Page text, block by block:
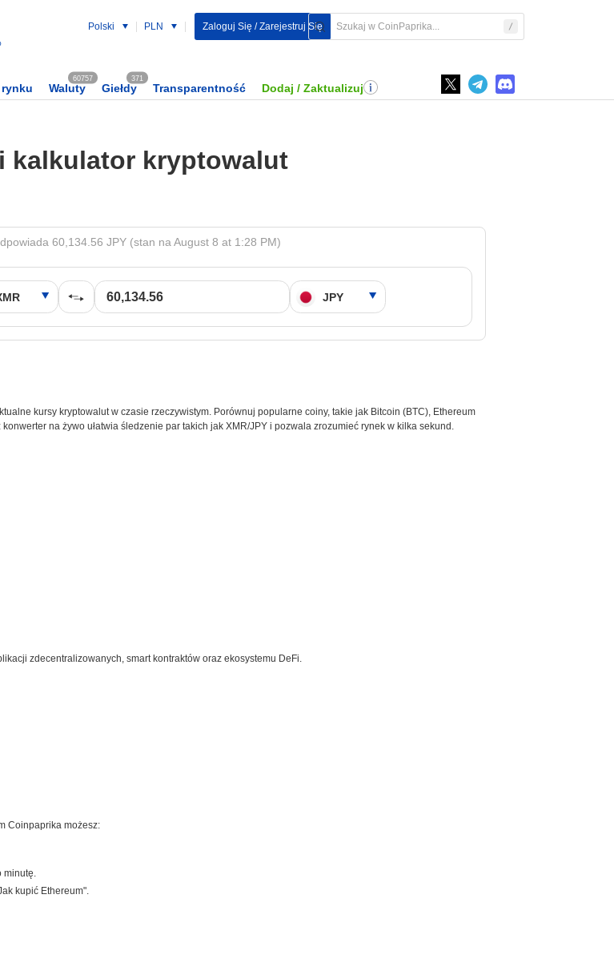
Polski PLN Zaloguj Się / Zarejestruj Się
Waluty
60757
Giełdy
371
Transparentność Dodaj / Zaktualizuj
kalkulator kryptowalut
60,134.56 JPY (stan na August 8 at 1:28 PM)
kursy kryptowalut w czasie rzeczywistym. Porównuj popularne coiny, takie jak Bitcoin (BTC), Ethereum
na żywo ułatwia śledzenie par takich jak XMR/JPY i pozwala zrozumieć rynek w kilka sekund.
zdecentralizowanych, smart kontraktów oraz ekosystemu DeFi.
Coinpaprika możesz:
minutę.
kupić Ethereum".